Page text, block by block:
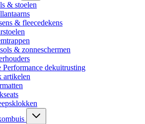
& stoelen
& fleecedekens
& zonneschermen
Performance dekuitrusting
artikelen